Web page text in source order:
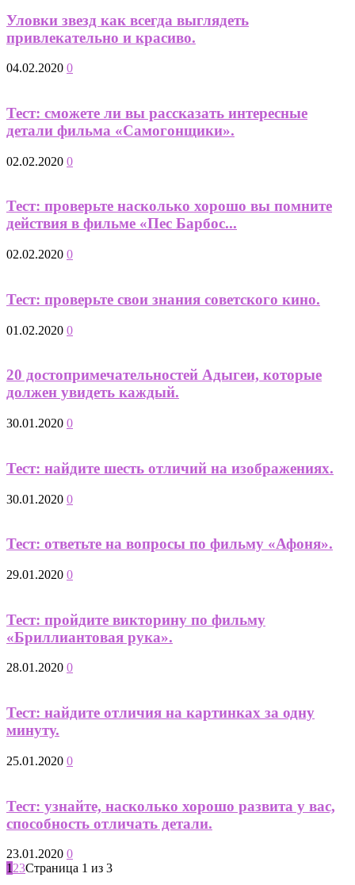
Уловки звезд как всегда выглядеть
привлекательно и красиво.
04.02.2020 0
Тест: сможете ли вы рассказать интересные
детали фильма «Самогонщики».
02.02.2020 0
Тест: проверьте насколько хорошо вы помните
действия в фильме «Пес Барбос...
02.02.2020 0
Тест: проверьте свои знания советского кино.
01.02.2020 0
20 достопримечательностей Адыгеи, которые
должен увидеть каждый.
30.01.2020 0
Тест: найдите шесть отличий на изображениях.
30.01.2020 0
Тест: ответьте на вопросы по фильму «Афоня».
29.01.2020 0
Тест: пройдите викторину по фильму
«Бриллиантовая рука».
28.01.2020 0
Тест: найдите отличия на картинках за одну
минуту.
25.01.2020 0
Тест: узнайте, насколько хорошо развита у вас,
способность отличать детали.
23.01.2020 0
1 23Страница 1 из 3